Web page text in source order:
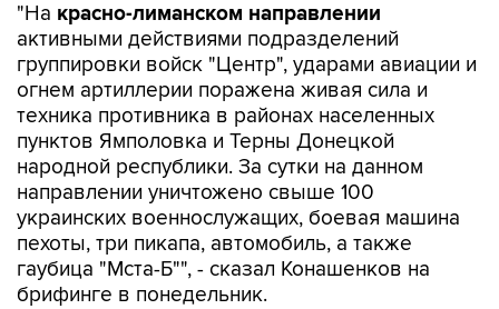
"На красно-лиманском направлении
активными действиями подразделений
группировки войск "Центр", ударами авиации и
огнем артиллерии поражена живая сила и
техника противника в районах населенных
пунктов Ямполовка и Терны Донецкой
народной республики. За сутки на данном
направлении уничтожено свыше 100
украинских военнослужащих, боевая машина
пехоты, три пикапа, автомобиль, а также
гаубица "Мста-Б"", - сказал Конашенков на
брифинге в понедельник.